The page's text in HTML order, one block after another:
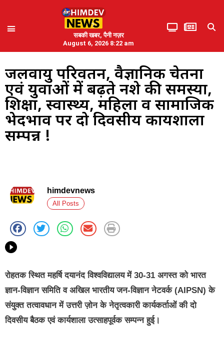
सबकी खबर, पैनी नज़र
August 6, 2026 8:22 am
जलवायु परिवर्तन, वैज्ञानिक चेतना
एवं युवाओं में बढ़ते नशे की समस्या,
शिक्षा, स्वास्थ्य, महिला व सामाजिक
भेदभाव पर दो दिवसीय कार्यशाला
सम्पन्न !
himdevnews
All Posts
रोहतक स्थित महर्षि दयानंद विश्वविद्यालय में 30-31 अगस्त को भारत
ज्ञान-विज्ञान समिति व अखिल भारतीय जन-विज्ञान नेटवर्क (AIPSN) के
संयुक्त तत्वावधान में उत्तरी ज़ोन के नेतृत्वकारी कार्यकर्ताओं की दो
दिवसीय बैठक एवं कार्यशाला उत्साहपूर्वक सम्पन्न हुई।